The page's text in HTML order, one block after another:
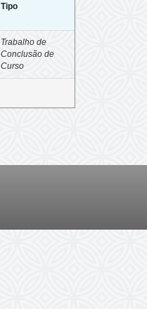
Tipo
Trabalho de
Conclusão de
Curso